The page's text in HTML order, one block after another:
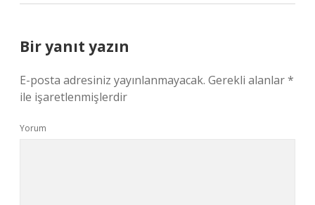
Bir yanıt yazın
E-posta adresiniz yayınlanmayacak. Gerekli alanlar*
ile işaretlenmişlerdir
Yorum